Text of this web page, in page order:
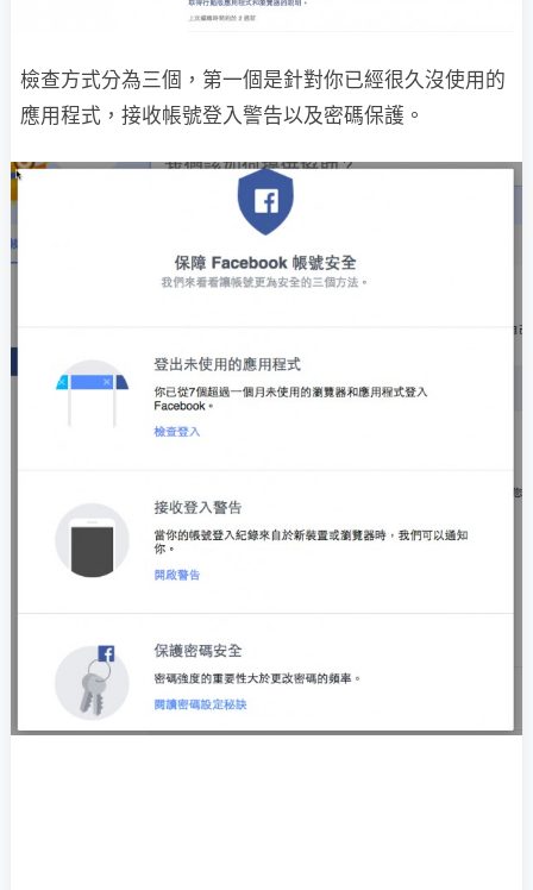
檢查方式分為三個，第一個是針對你已經很久沒使用的
應用程式，接收帳號登入警告以及密碼保護。